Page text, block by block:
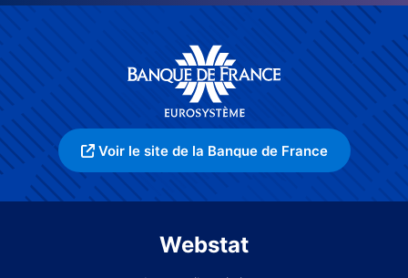
Voir le site de la Banque de France
Webstat